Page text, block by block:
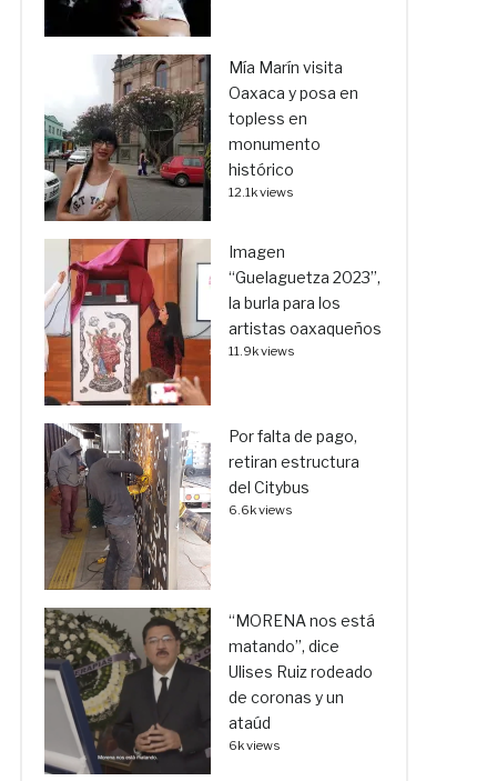
Mía Marín visita
Oaxaca y posa en
topless en
monumento
histórico
12.1k views
Imagen
“Guelaguetza 2023”,
la burla para los
artistas oaxaqueños
11.9k views
Por falta de pago,
retiran estructura
del Citybus
6.6k views
“MORENA nos está
matando”, dice
Ulises Ruiz rodeado
de coronas y un
ataúd
6k views